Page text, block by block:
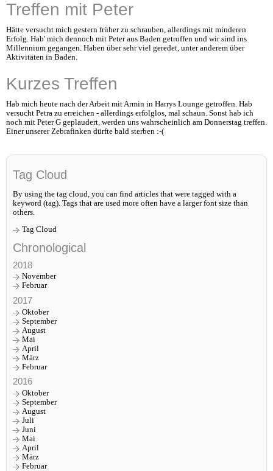
Treffen mit Peter
Hätte versucht mich gestern früher zu schrauben, allerdings mit minderen
Erfolg. Hab' mich dennoch mit Peter aus Baden getroffen und wir sind ins
Millennium gegangen. Haben über sehr viel geredet, unter anderem über
Aktivitäten in Baden.
Kurzes Treffen
Hab mich heute nach der Arbeit mit Armin in Harrys Lounge getroffen. Hab
versucht Petra zu erreichen - allerdings erfolglos, mal schaun. Sonst hab ich
noch mit Peter G geplaudert, werden uns wahrscheinlich am Donnerstag treffen.
Einer unserer Zebrafinken dürfte bald sterben :-(
Tag Cloud
By using the tag cloud, you can find articles that were tagged with a
keyword (tag). Tags that are used more often have a larger font size than
others.
Tag Cloud
Chronological
2018
November
Februar
2017
Oktober
September
August
Mai
April
März
Februar
2016
Oktober
September
August
Juli
Juni
Mai
April
März
Februar